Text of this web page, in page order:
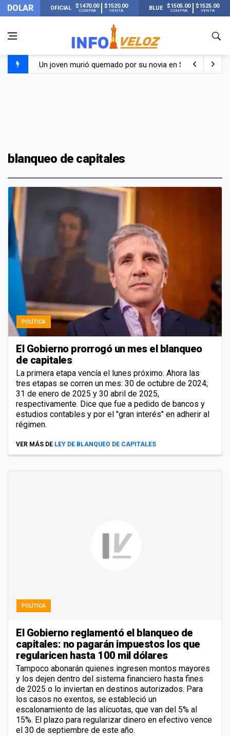
DOLAR OFICIAL $1470.00
COMPRA
$1520.00
VENTA BLUE $1505.00
COMPRA
$1525.00
VENTA
Un joven murió quemado por su novia en San Luis:
blanqueo de capitales
POLÍTICA
El Gobierno prorrogó un mes el blanqueo
de capitales
La primera etapa vencía el lunes próximo. Ahora las
tres etapas se corren un mes: 30 de octubre de 2024;
31 de enero de 2025 y 30 abril de 2025,
respectivamente. Dice que fue a pedido de bancos y
estudios contables y por el "gran interés" en adherir al
régimen.
VER MÁS DE LEY DE BLANQUEO DE CAPITALES
POLÍTICA
El Gobierno reglamentó el blanqueo de
capitales: no pagarán impuestos los que
regularicen hasta 100 mil dólares
Tampoco abonarán quienes ingresen montos mayores
y los dejen dentro del sistema financiero hasta fines
de 2025 o lo inviertan en destinos autorizados. Para
los casos no exentos, se estableció un
escalonamiento de las alícuotas, que van del 5% al
15%. El plazo para regularizar dinero en efectivo vence
el 30 de septiembre de este año.